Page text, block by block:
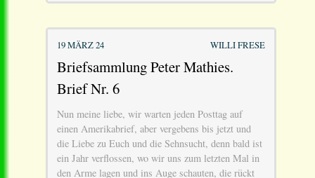
19 MÄRZ 24 WILLI FRESE
Briefsammlung Peter Mathies.
Brief Nr. 6
Nun meine liebe, wir warten jeden Posttag auf
einen Amerikabrief, aber vergebens bis jetzt und
die Liebe zu Euch und die Sehnsucht, denn bald ist
ein Jahr verflossen, wo wir uns zum letzten Mal in
den Arme lagen und ins Auge schauten, die rückt